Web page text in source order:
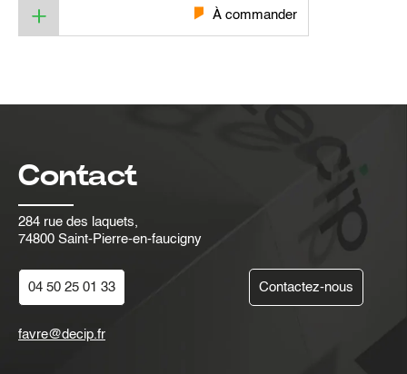
À commander
Contact
284 rue des laquets,
74800 Saint-Pierre-en-faucigny
04 50 25 01 33 Contactez-nous
favre@decip.fr